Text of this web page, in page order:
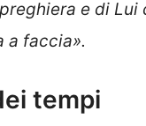
e di
a faccia».
tempi